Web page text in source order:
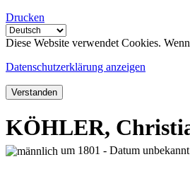
Drucken
Diese Website verwendet Cookies.
Datenschutzerklärung anzeigen
Verstanden
KÖHLER,
um 1801 - Datum unbekannt